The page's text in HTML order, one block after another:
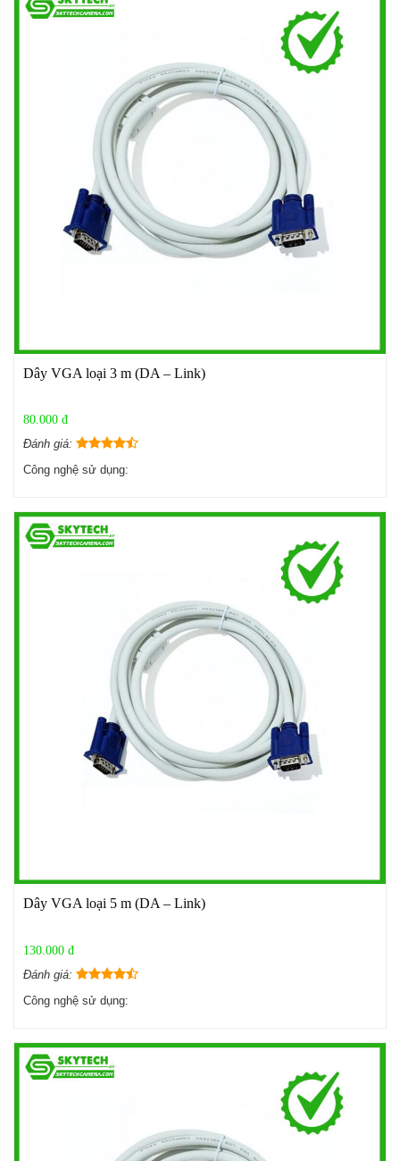
Dây VGA loại 3 m (DA – Link)
80.000 đ
Đánh giá:
Công nghệ sử dụng:
Dây VGA loại 5 m (DA – Link)
130.000 đ
Đánh giá:
Công nghệ sử dụng: